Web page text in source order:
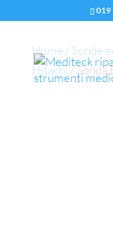
019
Home /Sonde
Hitachi/ Sonda